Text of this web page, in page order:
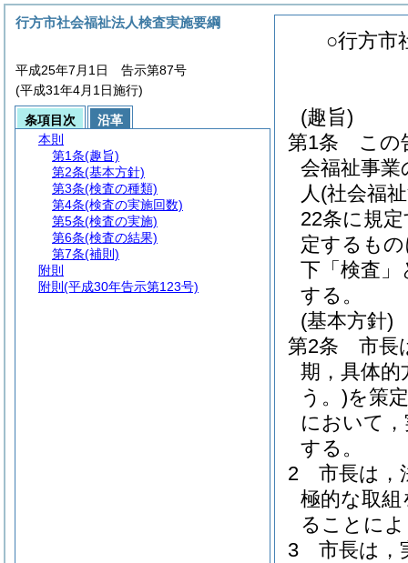
○行方市
(趣旨)
第1条
この
会福祉事
人(社会福
22条に規
定するも
下「検査」
する。
(基本方針)
第2条
市長
期，具体的
う。)を策
において
する。
2
市長は，
極的な取
ることに
3
市長は，
行方市社会福祉法人検査実施要綱
平成25年7月1日 告示第87号
(平成31年4月1日施行)
条項目次
沿革
本則
第1条(趣旨)
第2条(基本方針)
第3条(検査の種類)
第4条(検査の実施回数)
第5条(検査の実施)
第6条(検査の結果)
第7条(補則)
附則
附則 (平成30年告示第123号)